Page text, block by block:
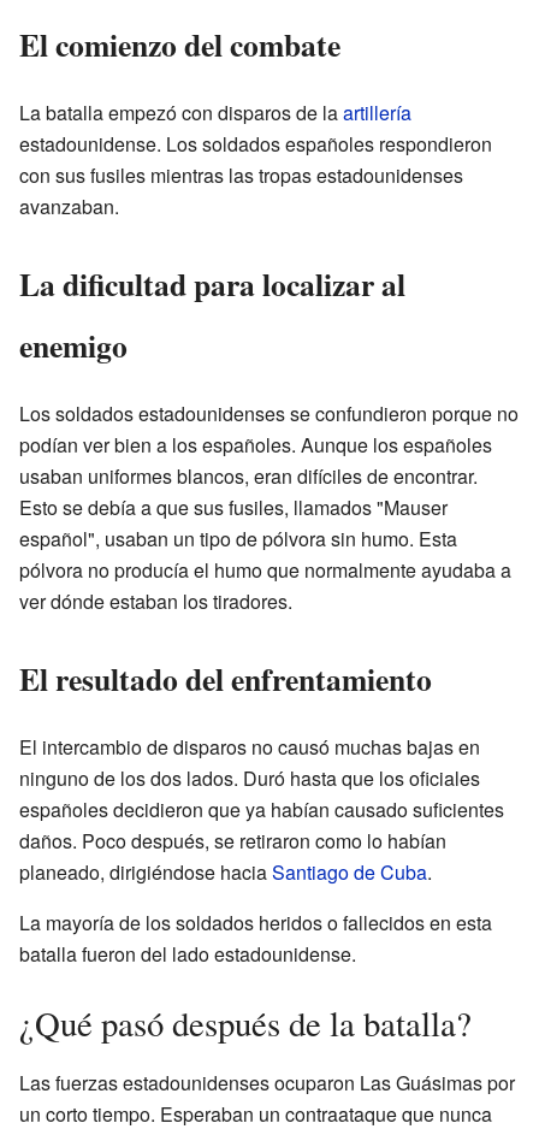
El comienzo del combate
La batalla empezó con disparos de laartillería
estadounidense. Los soldados españoles respondieron
con sus fusiles mientras las tropas estadounidenses
avanzaban.
La dificultad para localizar al
enemigo
Los soldados estadounidenses se confundieron porque no
podían ver bien a los españoles. Aunque los españoles
usaban uniformes blancos, eran difíciles de encontrar.
Esto se debía a que sus fusiles, llamados "Mauser
español", usaban un tipo de pólvora sin humo. Esta
pólvora no producía el humo que normalmente ayudaba a
ver dónde estaban los tiradores.
El resultado del enfrentamiento
El intercambio de disparos no causó muchas bajas en
ninguno de los dos lados. Duró hasta que los oficiales
españoles decidieron que ya habían causado suficientes
daños. Poco después, se retiraron como lo habían
planeado, dirigiéndose haciaSantiago de Cuba.
La mayoría de los soldados heridos o fallecidos en esta
batalla fueron del lado estadounidense.
¿Qué pasó después de la batalla?
Las fuerzas estadounidenses ocuparon Las Guásimas por
un corto tiempo. Esperaban un contraataque que nunca